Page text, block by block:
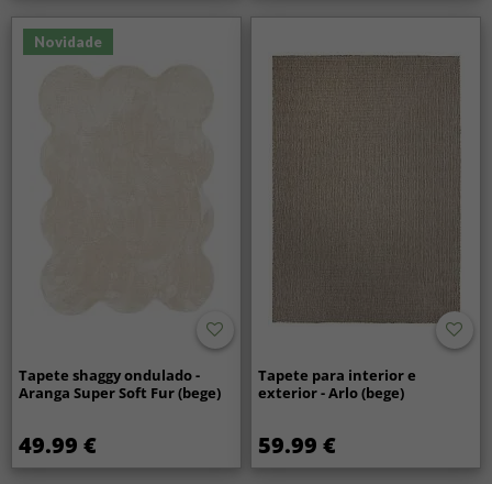
Novidade
Tapete shaggy ondulado -
Aranga Super Soft Fur (bege)
49.99 €
Tapete para interior e
exterior - Arlo (bege)
59.99 €